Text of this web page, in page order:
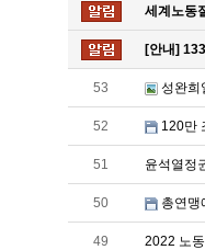
세계노동
[안내]
53 성완희
52 120만
51 윤석열정
50 총연맹
49 2022 노